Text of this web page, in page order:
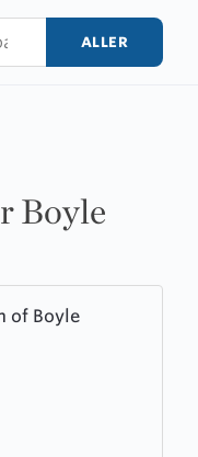
ALLER
Boyle
of Boyle